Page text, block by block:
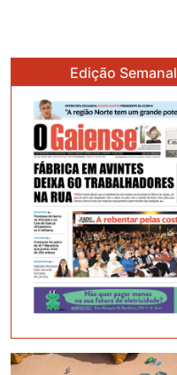
Edição Semanal